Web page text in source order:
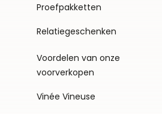
Proefpakketten
Relatiegeschenken
Voordelen van onze
voorverkopen
Vinée Vineuse